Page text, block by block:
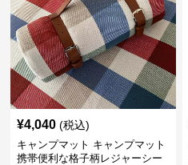
¥4,040 (税込)
キャンプマット キャンプマット
携帯便利な格子柄レジャーシー